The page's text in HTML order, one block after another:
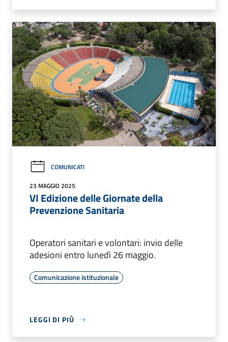
COMUNICATI
23 MAGGIO 2025
VI Edizione delle Giornate della
Prevenzione Sanitaria
Operatori sanitari e volontari: invio delle
adesioni entro lunedì 26 maggio.
Comunicazione istituzionale
LEGGI DI PIÙ